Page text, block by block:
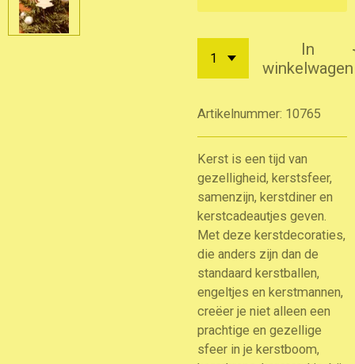
In
winkelwagen
Artikelnummer: 10765
Kerst is een tijd van
gezelligheid, kerstsfeer,
samenzijn, kerstdiner en
kerstcadeautjes geven.
Met deze kerstdecoraties,
die anders zijn dan de
standaard kerstballen,
engeltjes en kerstmannen,
creëer je niet alleen een
prachtige en gezellige
sfeer in je kerstboom,